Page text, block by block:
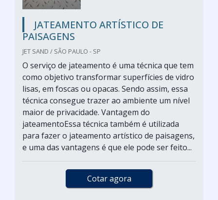
JATEAMENTO ARTÍSTICO DE
PAISAGENS
JET SAND / SÃO PAULO - SP
O serviço de jateamento é uma técnica que tem
como objetivo transformar superfícies de vidro
lisas, em foscas ou opacas. Sendo assim, essa
técnica consegue trazer ao ambiente um nível
maior de privacidade. Vantagem do
jateamentoEssa técnica também é utilizada
para fazer o jateamento artístico de paisagens,
e uma das vantagens é que ele pode ser feito...
Cotar agora